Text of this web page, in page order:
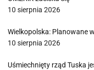
10 sierpnia 2026
Wielkopolska: Planowane
10 sierpnia 2026
Uśmiechnięty rząd Tuska